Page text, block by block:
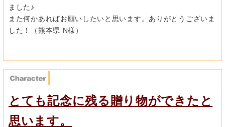
ました♪
また何かあればお願いしたいと思います。ありがとうございま
した！（熊本県 N様）
とても記念に残る贈り物ができたと
思います。